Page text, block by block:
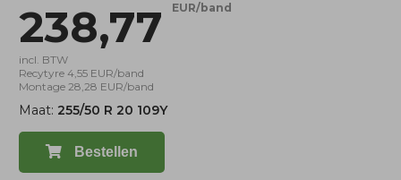
238,77 EUR/band
incl. BTW
Recytyre 4,55 EUR/band
Montage 28,28 EUR/band
Maat: 255/50 R 20 109Y
Bestellen